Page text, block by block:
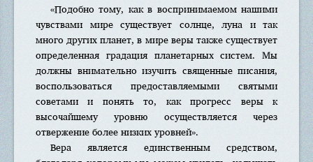
«Подобно тому, как в воспринимаемом нашими
чувствами мире существует солнце, луна и так
много других планет, в мире веры также существует
определенная градация планетарных систем. Мы
должны внимательно изучить священные писания,
воспользоваться предоставляемыми святыми
советами и понять то, как прогресс веры к
высочайшему уровню осуществляется через
отвержение более низких уровней».
Вера является единственным средством,